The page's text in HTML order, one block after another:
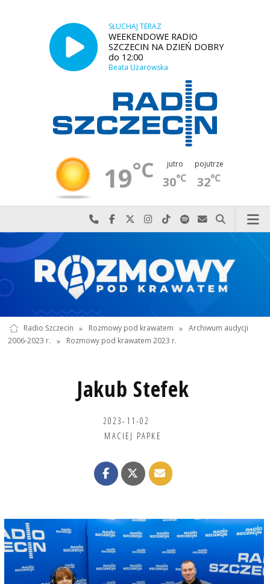
SŁUCHAJ TERAZ
WEEKENDOWE RADIO
SZCZECIN NA DZIEŃ DOBRY
do 12:00
Beata Użarowska
19°C jutro
30°C
pojutrze
32°C
Najlepiej po prostu do nas zadzwoń
Odwiedź nas na Facebook-u
Odwiedź nas na X
Odwiedź nas na Instagram-ie
Odwiedź nas na TikTok-u
Szukaj nas na Spotify
Wyślij do nas
Szukaj
Radio Szczecin » Rozmowy pod krawatem » Archiwum audycji
2006-2023 r.
» Rozmowy pod krawatem 2023 r.
Jakub Stefek
2023-11-02
MACIEJ PAPKE